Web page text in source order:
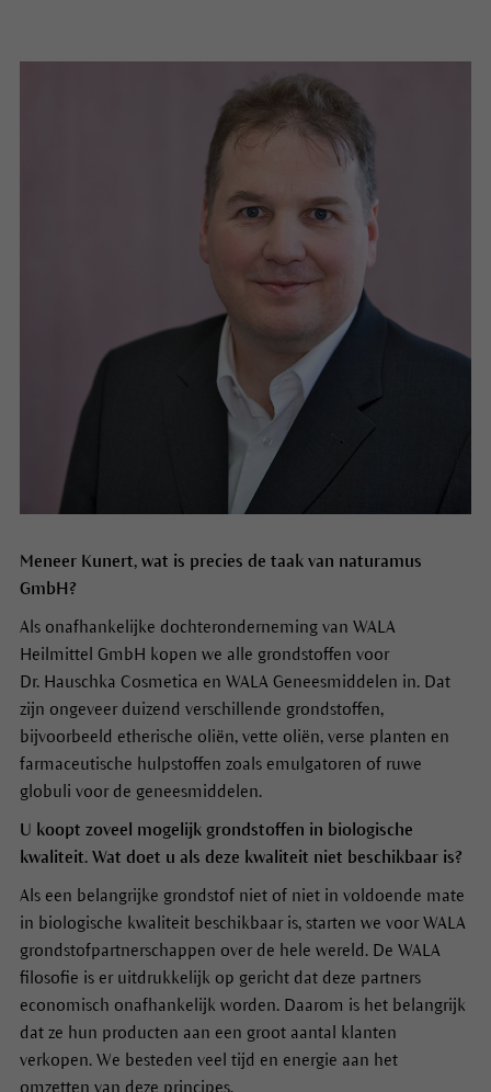
Meneer Kunert, wat is precies de taak van naturamus
GmbH?
Als onafhankelijke dochteronderneming van WALA
Heilmittel GmbH kopen we alle grondstoffen voor
Dr. Hauschka Cosmetica en WALA Geneesmiddelen in. Dat
zijn ongeveer duizend verschillende grondstoffen,
bijvoorbeeld etherische oliën, vette oliën, verse planten en
farmaceutische hulpstoffen zoals emulgatoren of ruwe
globuli voor de geneesmiddelen.
U koopt zoveel mogelijk grondstoffen in biologische
kwaliteit. Wat doet u als deze kwaliteit niet beschikbaar is?
Als een belangrijke grondstof niet of niet in voldoende mate
in biologische kwaliteit beschikbaar is, starten we voor WALA
grondstofpartnerschappen over de hele wereld. De WALA
filosofie is er uitdrukkelijk op gericht dat deze partners
economisch onafhankelijk worden. Daarom is het belangrijk
dat ze hun producten aan een groot aantal klanten
verkopen. We besteden veel tijd en energie aan het
omzetten van deze principes.